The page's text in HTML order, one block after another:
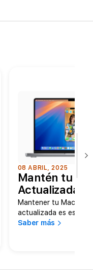
08 ABRIL, 2025
Mantén tu
Actualizada
Mantener tu MacBook
actualizada es
disfrutar de las últimas
Saber más